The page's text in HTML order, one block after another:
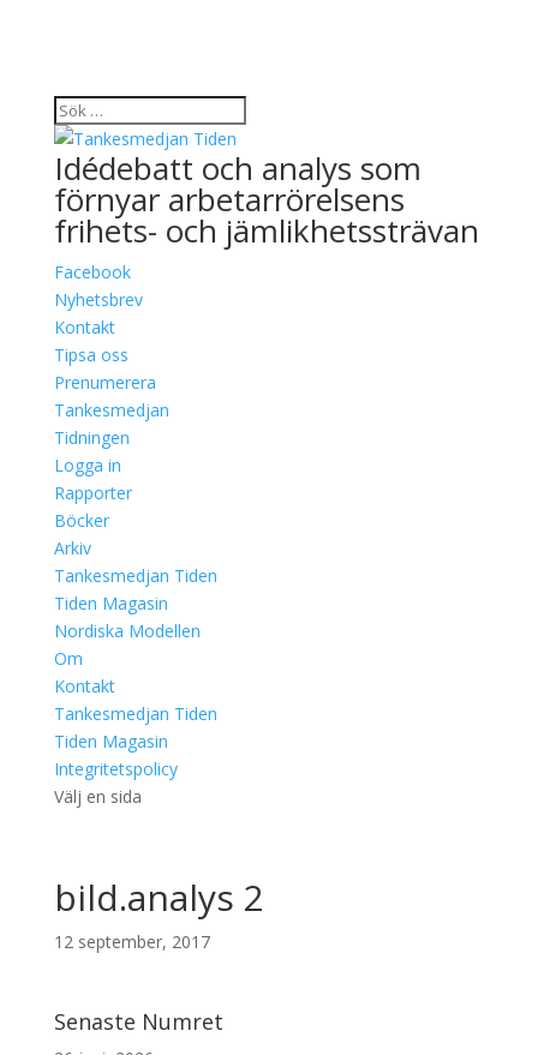
Idédebatt och analys som
förnyar arbetarrörelsens
frihets- och jämlikhetssträvan
Facebook
Nyhetsbrev
Kontakt
Tipsa oss
Prenumerera
Tankesmedjan
Tidningen
Logga in
Rapporter
Böcker
Arkiv
Tankesmedjan Tiden
Tiden Magasin
Nordiska Modellen
Om
Kontakt
Tankesmedjan Tiden
Tiden Magasin
Integritetspolicy
Välj en sida
bild.analys 2
12 september, 2017
Senaste Numret